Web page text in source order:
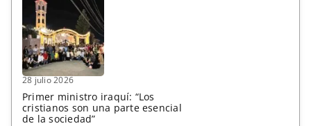
28 julio 2026
Primer ministro iraquí: “Los
cristianos son una parte esencial
de la sociedad”